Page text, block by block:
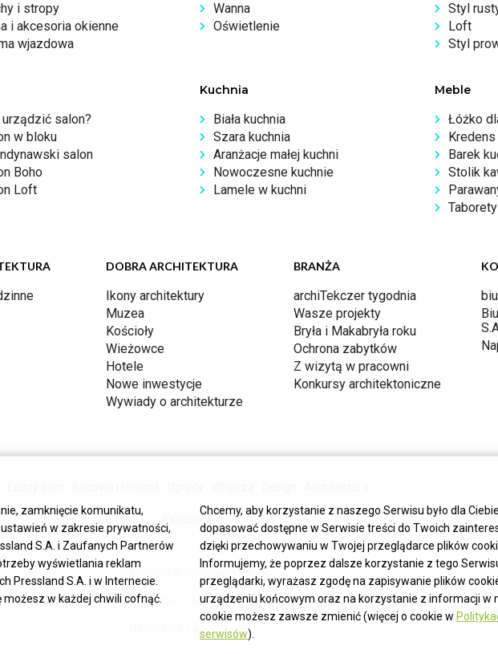
i stropy
i akcesoria okienne
wjazdowa
Wanna
Oświetlenie
Styl
Loft
Styl
salon?
w bloku
salon
Boho
Loft
Kuchnia
Biała kuchnia
Szara kuchnia
Aranżacje małej kuchni
Nowoczesne kuchnie
Lamele w kuchni
Meble
Łóżko
Kredens
Barek
Stolik
Taborety
DOBRA ARCHITEKTURA
Ikony architektury
Muzea
Kościoły
Wieżowce
Hotele
Nowe inwestycje
Wywiady o architekturze
BRANŻA
archiTekczer tygodnia
Wasze projekty
Bryła i Makabryła roku
Ochrona zabytków
Z wizytą w pracowni
Konkursy architektoniczne
Copyright © Pressland SA
O Nas Reklama Prywatność Regulamin Wszystkie artykuły
Fancybox.pl
zamknięcie komunikatu,
w zakresie prywatności,
S.A. i Zaufanych Partnerów
wyświetlania reklam
Pressland S.A. i w Internecie.
w każdej chwili cofnąć.
Chcemy, aby korzystanie z naszego Serwisu było dla
dopasować dostępne w Serwisie treści do Twoich
dzięki przechowywaniu w Twojej przeglądarce plików
Informujemy, że poprzez dalsze korzystanie z tego
przeglądarki, wyrażasz zgodę na zapisywanie plików
urządzeniu końcowym oraz na korzystanie z informacji w
cookie możesz zawsze zmienić (więcej o cookie w
serwisów).